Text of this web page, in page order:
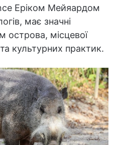
Еріком Мейяардом
має значні
острова, місцевої
культурних практик.